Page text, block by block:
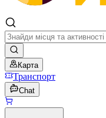
Карта
Транспорт
Chat